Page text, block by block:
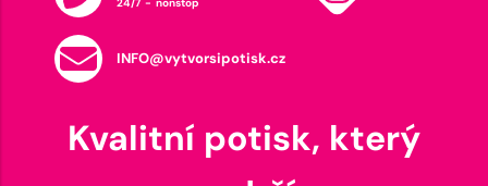
INFO@vytvorsipotisk.cz
Kvalitní potisk, který